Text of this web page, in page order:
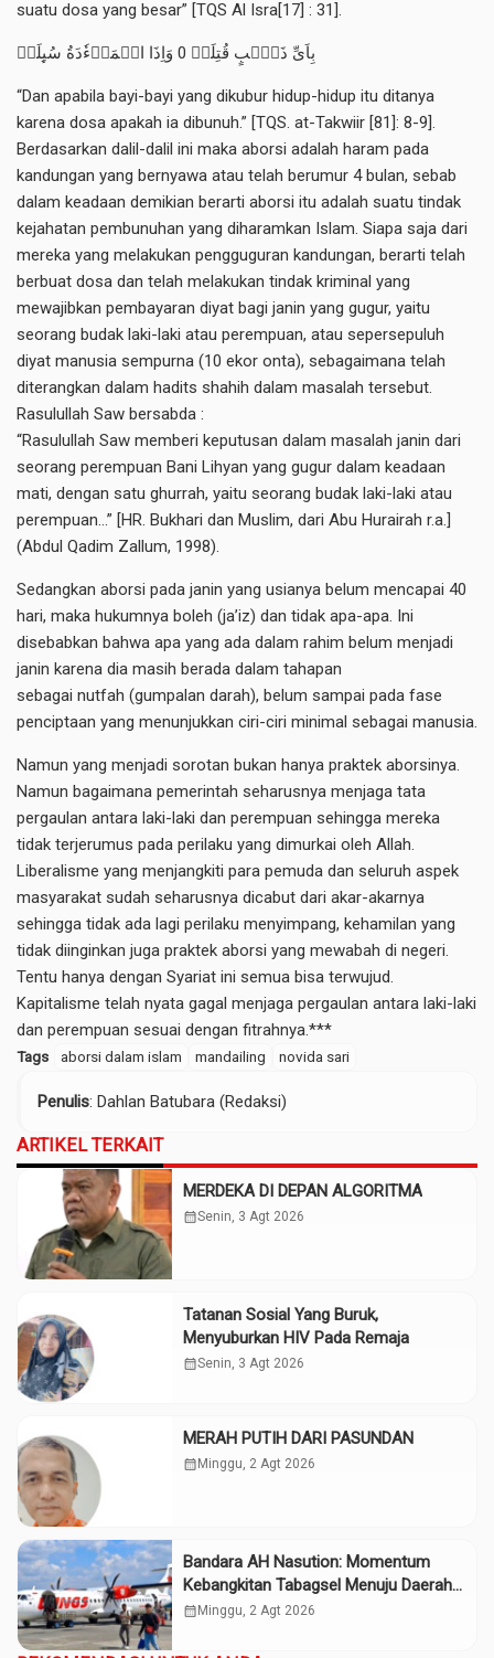
suatu dosa yang besar” [TQS Al Isra[17] : 31].
بِاَىِّ ذَنۡۢبٍ قُتِلَتۡ 0 وَاِذَا الۡمَوۡءٗدَةُ سُٮِٕلَتۡ
“Dan apabila bayi-bayi yang dikubur hidup-hidup itu ditanya
karena dosa apakah ia dibunuh.” [TQS. at-Takwiir [81]: 8-9].
Berdasarkan dalil-dalil ini maka aborsi adalah haram pada
kandungan yang bernyawa atau telah berumur 4 bulan, sebab
dalam keadaan demikian berarti aborsi itu adalah suatu tindak
kejahatan pembunuhan yang diharamkan Islam. Siapa saja dari
mereka yang melakukan pengguguran kandungan, berarti telah
berbuat dosa dan telah melakukan tindak kriminal yang
mewajibkan pembayaran diyat bagi janin yang gugur, yaitu
seorang budak laki-laki atau perempuan, atau sepersepuluh
diyat manusia sempurna (10 ekor onta), sebagaimana telah
diterangkan dalam hadits shahih dalam masalah tersebut.
Rasulullah Saw bersabda :
“Rasulullah Saw memberi keputusan dalam masalah janin dari
seorang perempuan Bani Lihyan yang gugur dalam keadaan
mati, dengan satu ghurrah, yaitu seorang budak laki-laki atau
perempuan…” [HR. Bukhari dan Muslim, dari Abu Hurairah r.a.]
(Abdul Qadim Zallum, 1998).
Sedangkan aborsi pada janin yang usianya belum mencapai 40
hari, maka hukumnya boleh (ja’iz) dan tidak apa-apa. Ini
disebabkan bahwa apa yang ada dalam rahim belum menjadi
janin karena dia masih berada dalam tahapan
sebagai nutfah (gumpalan darah), belum sampai pada fase
penciptaan yang menunjukkan ciri-ciri minimal sebagai manusia.
Namun yang menjadi sorotan bukan hanya praktek aborsinya.
Namun bagaimana pemerintah seharusnya menjaga tata
pergaulan antara laki-laki dan perempuan sehingga mereka
tidak terjerumus pada perilaku yang dimurkai oleh Allah.
Liberalisme yang menjangkiti para pemuda dan seluruh aspek
masyarakat sudah seharusnya dicabut dari akar-akarnya
sehingga tidak ada lagi perilaku menyimpang, kehamilan yang
tidak diinginkan juga praktek aborsi yang mewabah di negeri.
Tentu hanya dengan Syariat ini semua bisa terwujud.
Kapitalisme telah nyata gagal menjaga pergaulan antara laki-laki
dan perempuan sesuai dengan fitrahnya.***
Tags aborsi dalam islam mandailing novida sari
Penulis: Dahlan Batubara (Redaksi)
ARTIKEL TERKAIT
MERDEKA DI DEPAN ALGORITMA
calendar_monthSenin, 3 Agt 2026
Tatanan Sosial Yang Buruk,
Menyuburkan HIV Pada Remaja
calendar_monthSenin, 3 Agt 2026
MERAH PUTIH DARI PASUNDAN
calendar_month Minggu, 2 Agt 2026
Bandara AH Nasution: Momentum
Kebangkitan Tabagsel Menuju Daerah
Maju
calendar_month Minggu, 2 Agt 2026